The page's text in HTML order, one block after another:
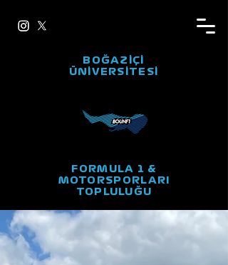
BOĞAZİÇİ
ÜNİVERSİTESİ
FORMULA 1 &
MOTORSPORLARI
TOPLULUĞU